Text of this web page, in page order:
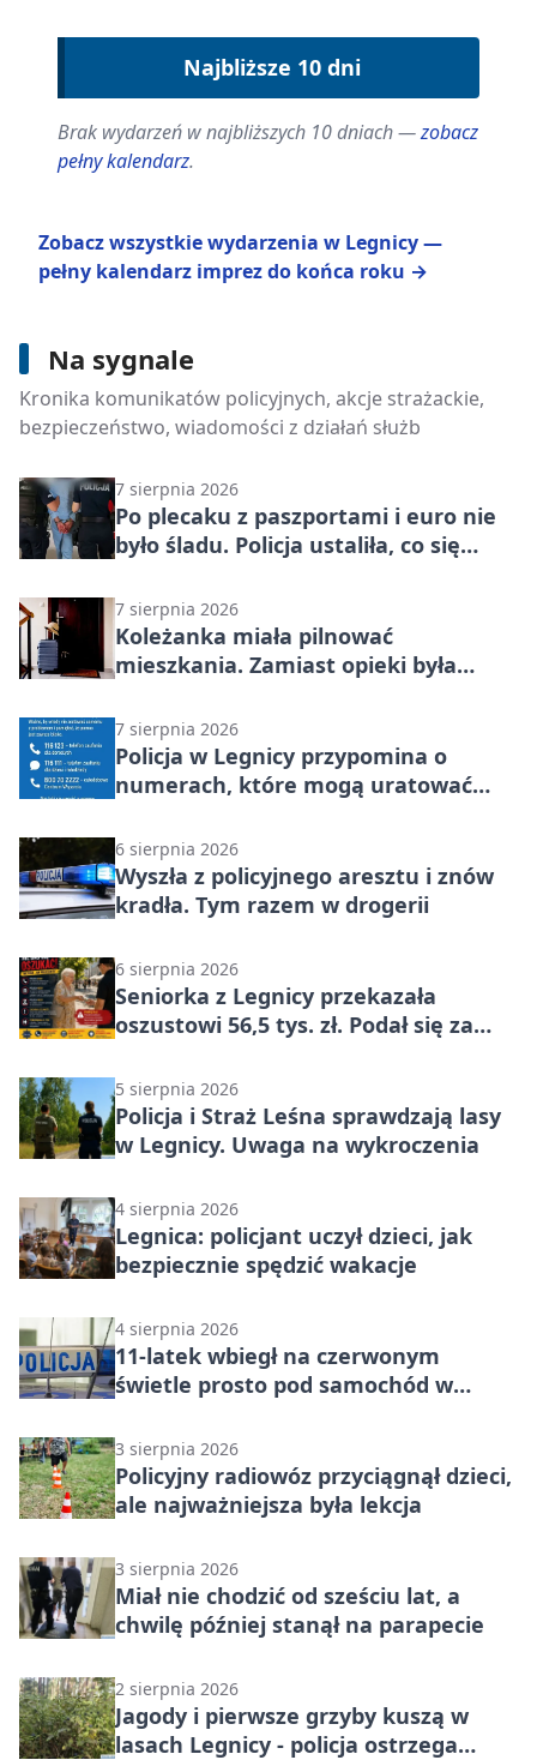
Najbliższe 10 dni
Brak wydarzeń w najbliższych 10 dniach —zobacz
pełny kalendarz.
Zobacz wszystkie wydarzenia w Legnicy —
pełny kalendarz imprez do końca roku →
Na sygnale
Kronika komunikatów policyjnych, akcje strażackie,
bezpieczeństwo, wiadomości z działań służb
8 sierpnia 2026
Żniwa zwiększają ryzyko na drogach -
policja apeluje o ostrożność
7 sierpnia 2026
Po plecaku z paszportami i euro nie
było śladu. Policja ustaliła, co się
7 sierpnia 2026
Koleżanka miała pilnować
mieszkania. Zamiast opieki była
7 sierpnia 2026
Policja w Legnicy przypomina o
numerach, które mogą uratować
6 sierpnia 2026
Wyszła z policyjnego aresztu i znów
kradła. Tym razem w drogerii
6 sierpnia 2026
Seniorka z Legnicy przekazała
oszustowi 56,5 tys. zł. Podał się za
5 sierpnia 2026
Policja i Straż Leśna sprawdzają lasy
w Legnicy. Uwaga na wykroczenia
4 sierpnia 2026
Legnica: policjant uczył dzieci, jak
bezpiecznie spędzić wakacje
4 sierpnia 2026
11-latek wbiegł na czerwonym
świetle prosto pod samochód w
3 sierpnia 2026
Policyjny radiowóz przyciągnął dzieci,
ale najważniejsza była lekcja
3 sierpnia 2026
Miał nie chodzić od sześciu lat, a
chwilę później stanął na parapecie
2 sierpnia 2026
Jagody i pierwsze grzyby kuszą w
lasach Legnicy - policja ostrzega